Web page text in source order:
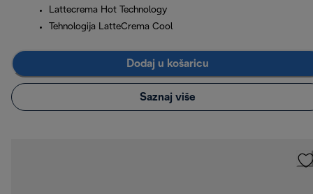
Lattecrema Hot Technology
Tehnologija LatteCrema Cool
Dodaj u košaricu
Saznaj više